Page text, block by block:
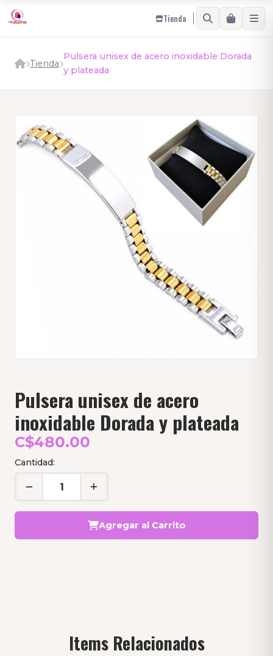
Tienda
Tienda
Pulsera unisex de acero inoxidable Dorada
y plateada
Pulsera unisex de acero
inoxidable Dorada y plateada
C$480.00
Cantidad:
Agregar al Carrito
Items Relacionados